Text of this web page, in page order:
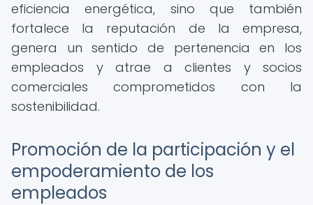
eficiencia energética, sino que también
fortalece la reputación de la empresa,
genera un sentido de pertenencia en los
empleados y atrae a clientes y socios
comerciales comprometidos con la
sostenibilidad.
Promoción de la participación y el
empoderamiento de los
empleados